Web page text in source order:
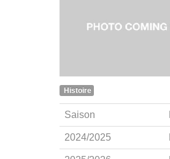
Histoire
Saison
2024/2025